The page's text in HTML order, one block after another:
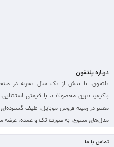
درباره پلتفون
پلتفون، با بیش از یک سال تجربه در
باکیفیت‌ترین محصولات، با قیمتی
معتبر در زمینه فروش موبایل، طیف
مدل‌های متنوع، به صورت تک و عمده، عرضه
تماس با ما